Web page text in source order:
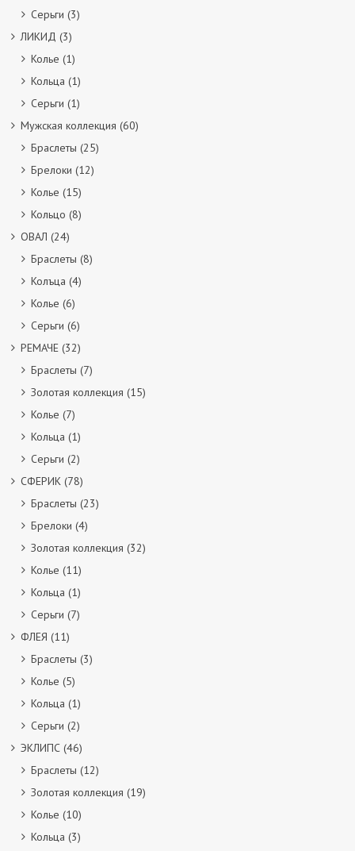
Серьги (3)
ЛИКИД (3)
Колье (1)
Кольца (1)
Серьги (1)
Мужская коллекция (60)
Браслеты (25)
Брелоки (12)
Колье (15)
Кольцо (8)
ОВАЛ (24)
Браслеты (8)
Колъца (4)
Колье (6)
Серьги (6)
РЕМАЧЕ (32)
Браслеты (7)
Золотая коллекция (15)
Колье (7)
Кольца (1)
Серьги (2)
СФЕРИК (78)
Браслеты (23)
Брелоки (4)
Золотая коллекция (32)
Колье (11)
Кольца (1)
Серьги (7)
ФЛЕЯ (11)
Браслеты (3)
Колье (5)
Кольца (1)
Серьги (2)
ЭКЛИПС (46)
Браслеты (12)
Золотая коллекция (19)
Колье (10)
Кольца (3)